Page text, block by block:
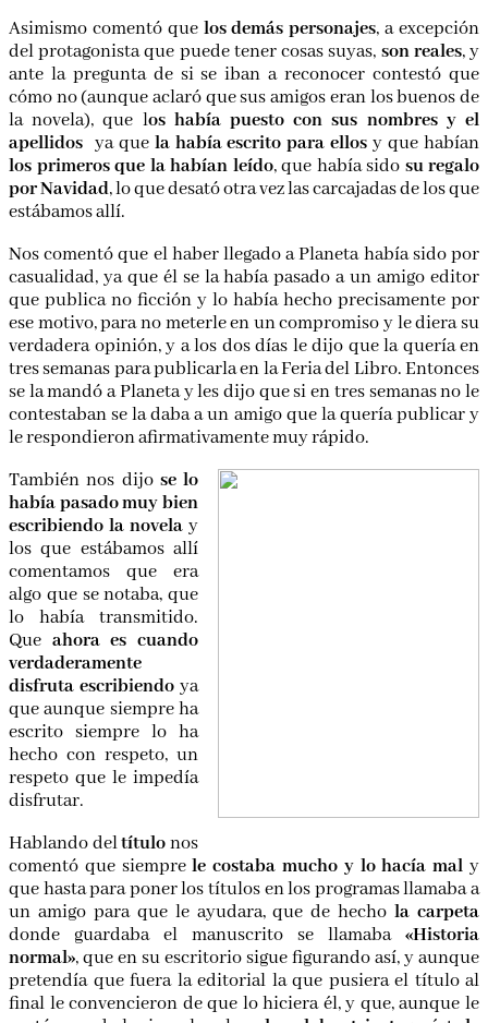
Asimismo comentó que los demás personajes, a excepción
del protagonista que puede tener cosas suyas, son reales, y
ante la pregunta de si se iban a reconocer contestó que
cómo no (aunque aclaró que sus amigos eran los buenos de
la novela), que los había puesto con sus nombres y el
apellidos ya quela había escrito para ellos y que habían
los primeros que la habían leído, que había sido su regalo
por Navidad, lo que desató otra vez las carcajadas de los que
estábamos allí.
Nos comentó que el haber llegado a Planeta había sido por
casualidad, ya que él se la había pasado a un amigo editor
que publica no ficción y lo había hecho precisamente por
ese motivo, para no meterle en un compromiso y le diera su
verdadera opinión, y a los dos días le dijo que la quería en
tres semanas para publicarla en la Feria del Libro. Entonces
se la mandó a Planeta y les dijo que si en tres semanas no le
contestaban se la daba a un amigo que la quería publicar y
le respondieron afirmativamente muy rápido.
También nos dijo se lo
había pasado muy bien
escribiendo la novela y
los que estábamos allí
comentamos que era
algo que se notaba, que
lo había transmitido.
Que ahora es cuando
verdaderamente
disfruta escribiendo ya
que aunque siempre ha
escrito siempre lo ha
hecho con respeto, un
respeto que le impedía
disfrutar.
Hablando deltítulonos
comentó que siemprele costaba mucho y lo hacía mal y
que hasta para poner los títulos en los programas llamaba a
un amigo para que le ayudara, que de hechola carpeta
donde guardaba el manuscrito se llamaba «Historia
normal», que en su escritorio sigue figurando así, y aunque
pretendía que fuera la editorial la que pusiera el título al
final le convencieron de que lo hiciera él, y que, aunque le